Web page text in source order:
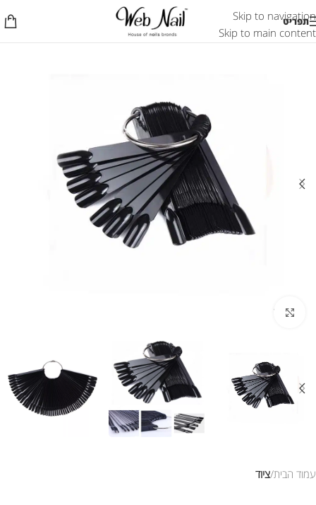
Skip to navigation
Skip to main content
תפריט
לחץ להגדלת התמונה
עמוד הבית ציוד